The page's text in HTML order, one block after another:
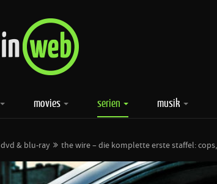
movies serien musik
dvd & blu-ray the wire – die komplette erste staffel: